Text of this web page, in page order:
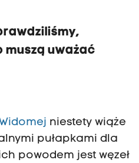
muszą uważać
niestety wiąże
pułapkami dla
powodem jest węzeł